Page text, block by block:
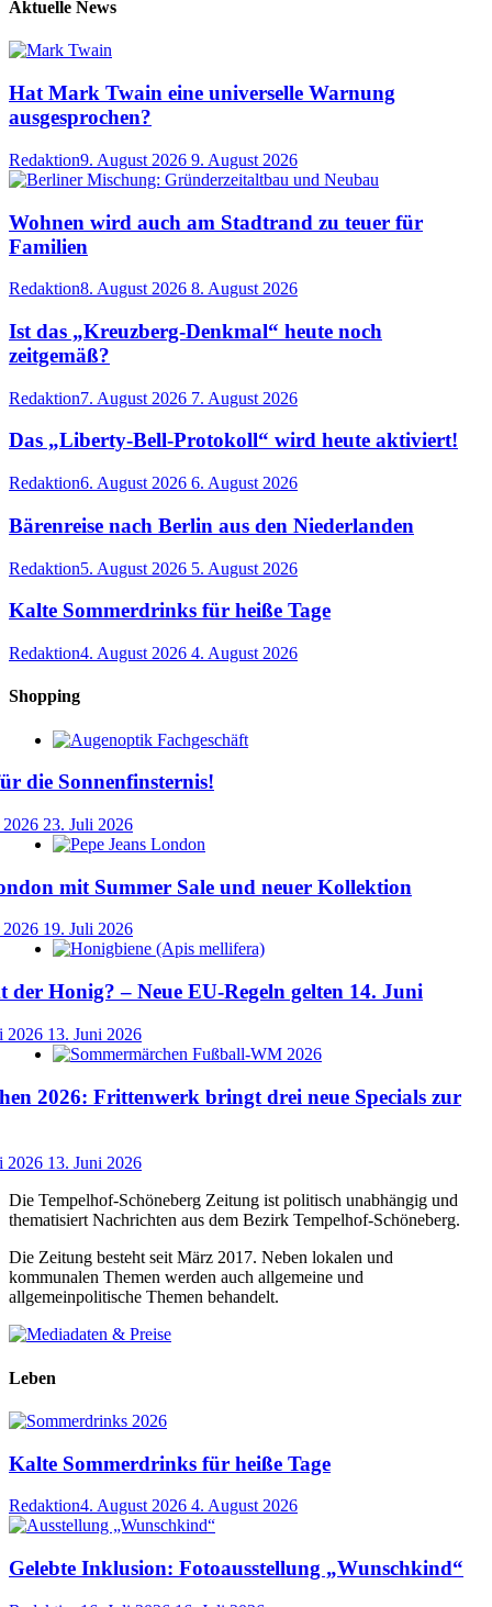
Aktuelle News
Hat Mark Twain eine universelle Warnung
ausgesprochen?
Redaktion9. August 2026 9. August 2026
Wohnen wird auch am Stadtrand zu teuer für
Familien
Redaktion8. August 2026 8. August 2026
Ist das „Kreuzberg-Denkmal“ heute noch
zeitgemäß?
Redaktion7. August 2026 7. August 2026
Das „Liberty-Bell-Protokoll“ wird heute aktiviert!
Redaktion6. August 2026 6. August 2026
Bärenreise nach Berlin aus den Niederlanden
Redaktion5. August 2026 5. August 2026
Kalte Sommerdrinks für heiße Tage
Redaktion4. August 2026 4. August 2026
Shopping
die Sonnenfinsternis!
23. Juli 2026
mit Summer Sale und neuer Kollektion
19. Juli 2026
der Honig? – Neue EU-Regeln gelten 14. Juni
2026 13. Juni 2026
2026: Frittenwerk bringt drei neue Specials zur
2026 13. Juni 2026
Die Tempelhof-Schöneberg Zeitung ist politisch unabhängig und
thematisiert Nachrichten aus dem Bezirk Tempelhof-Schöneberg.
Die Zeitung besteht seit März 2017. Neben lokalen und
kommunalen Themen werden auch allgemeine und
allgemeinpolitische Themen behandelt.
Leben
Kalte Sommerdrinks für heiße Tage
Redaktion4. August 2026 4. August 2026
Gelebte Inklusion: Fotoausstellung „Wunschkind“